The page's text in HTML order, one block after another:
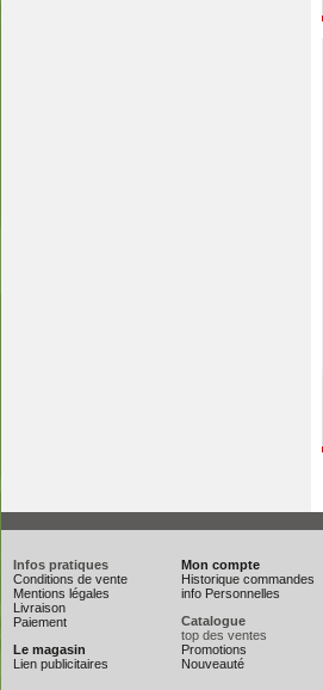
Infos pratiques
Conditions de vente
Mentions légales
Livraison
Paiement
Le magasin
Lien publicitaires
Mon compte
Historique commandes
info Personnelles
Catalogue
top des ventes
Promotions
Nouveauté